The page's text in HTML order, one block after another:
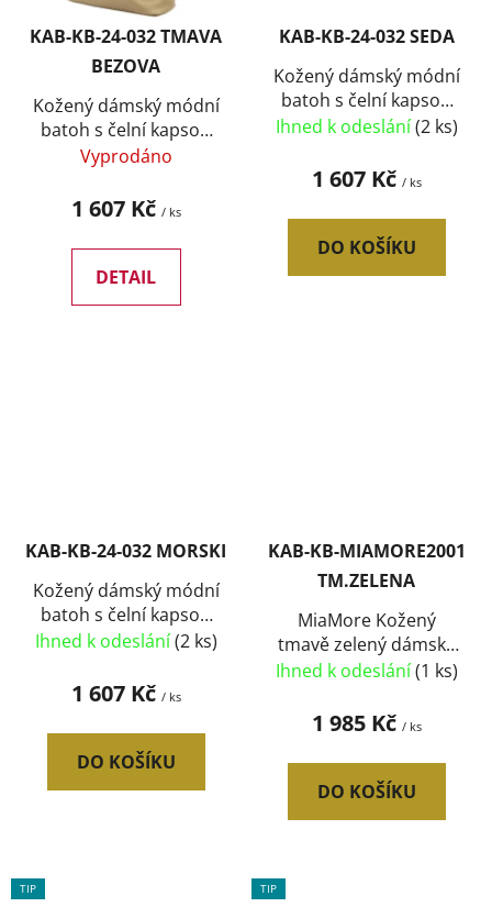
KAB-KB-24-032 TMAVA
BEZOVA
Kožený dámský módní
batoh s čelní kapsou
Luka tmavě béžový
Vyprodáno
1 607 Kč / ks
DETAIL
KAB-KB-24-032 SEDA
Kožený dámský módní
batoh s čelní kapsou
Luka šedý
Ihned k odeslání(2 ks)
1 607 Kč / ks
DO KOŠÍKU
KAB-KB-24-032 MORSKI
Kožený dámský módní
batoh s čelní kapsou
Luka petrolejově
Ihned k odeslání(2 ks)
1 607 Kč / ks
DO KOŠÍKU
KAB-KB-MIAMORE2001
TM.ZELENA
MiaMore Kožený
tmavě zelený dámský
batoh Dollaro
Ihned k odeslání(1 ks)
1 985 Kč / ks
DO KOŠÍKU
TIP TIP